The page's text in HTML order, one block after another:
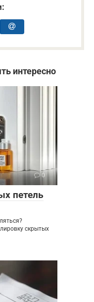
интересно
0
петель
скрытых